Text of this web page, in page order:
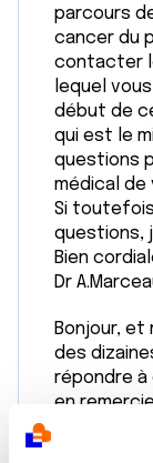
parcours
cancer du
contacter
lequel
début de
qui est le
questions
médical de
Si
questions,
Bien
Dr
Bonjour, et
des
répondre à
en
Qu'est ce